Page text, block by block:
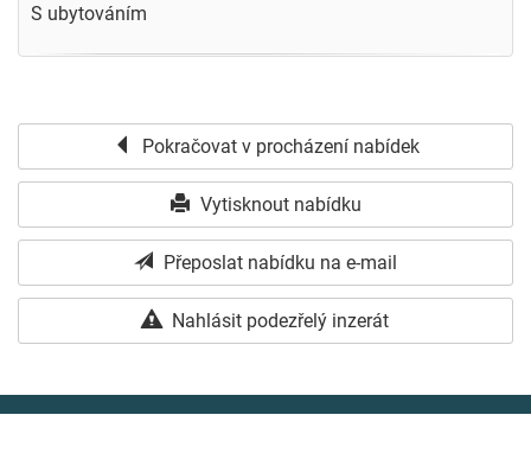
S ubytováním
Pokračovat v procházení nabídek
Vytisknout nabídku
Přeposlat nabídku na e-mail
Nahlásit podezřelý inzerát